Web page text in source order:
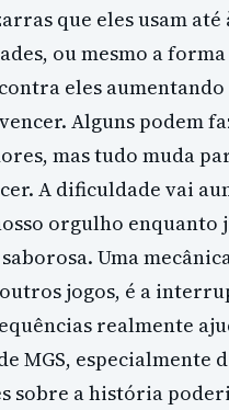
que eles usam
ou mesmo a
eles
Alguns podem
mas tudo muda
A dificuldade vai
orgulho enquanto
Uma
jogos, é a
realmente
MGS, especialmente
sobre a história